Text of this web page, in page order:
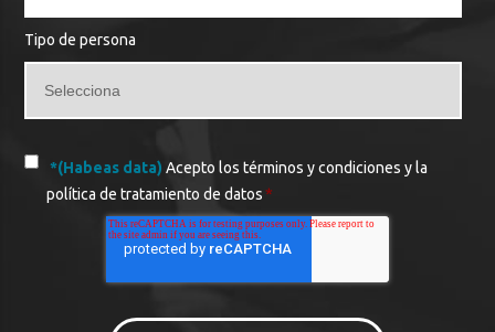
Tipo de persona
*(Habeas data)Acepto los términos y condiciones y la
política de tratamiento de datos *